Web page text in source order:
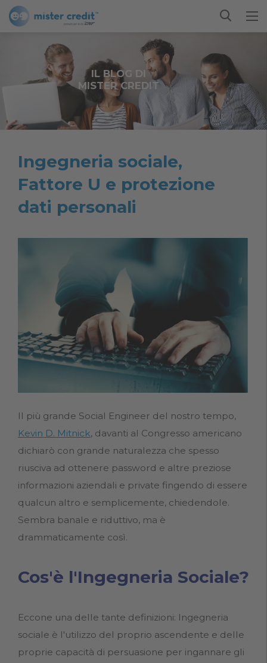
IL BLOG DI
MISTER CREDIT
Ingegneria sociale,
Fattore U e protezione
dati personali
Il più grande Social Engineer del nostro tempo,
Kevin D. Mitnick, davanti al Congresso americano
dichiarò con grande naturalezza che spesso
riusciva ad ottenere password e altre preziose
informazioni aziendali e private fingendo di essere
qualcun altro e semplicemente, chiedendole.
Sembra banale e riduttivo, ma è
drammaticamente così.
Cos'è l'Ingegneria Sociale?
Eccone una delle tante definizioni: Ingegneria
sociale è l'utilizzo del proprio ascendente e delle
proprie capacità di persuasione per ingannare gli